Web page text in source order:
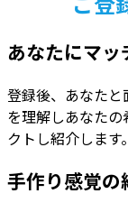
あなたにマッ
登録後、あなたと
を理解しあなた
クトし紹介します
手作り感覚の